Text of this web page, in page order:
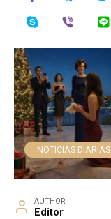
NOTICIAS DIARIAS
AUTHOR
Editor